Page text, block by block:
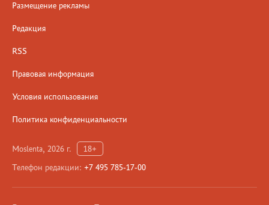
Размещение рекламы
Редакция
RSS
Правовая информация
Условия использования
Политика конфиденциальности
Moslenta, 2026 г.
18+
Телефон редакции: +7 495 785-17-00